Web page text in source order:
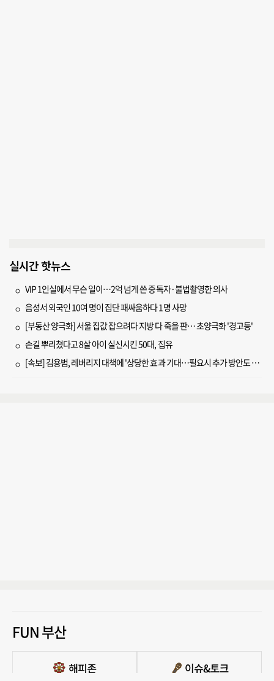
실시간 핫뉴스
VIP 1인실에서 무슨 일이…2억 넘게 쓴 중독자·불법촬영한 의사
음성서 외국인 10여 명이 집단 패싸움하다 1명 사망
[부동산 양극화] 서울 집값 잡으려다 지방 다 죽을 판… 초양극화 '경고등'
손길 뿌리쳤다고 8살 아이 실신시킨 50대, 집유
[속보] 김용범, 레버리지 대책에 '상당한 효과 기대…필요시 추가 방안도 검토'
FUN 부산